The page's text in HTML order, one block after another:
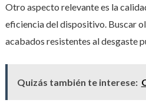
Otro aspecto relevante es la
eficiencia del dispositivo. Buscar
acabados resistentes al desgaste
Quizás también te interese: